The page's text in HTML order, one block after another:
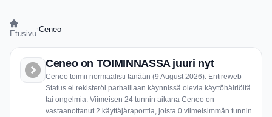
Etusivu Ceneo
Ceneo on TOIMINNASSA juuri nyt
Ceneo toimii normaalisti tänään (9 August 2026). Entireweb
Status ei rekisteröi parhaillaan käynnissä olevia käyttöhäiriöitä
tai ongelmia. Viimeisen 24 tunnin aikana Ceneo on
vastaanottanut 2 käyttäjäraporttia, joista 0 viimeisimmän tunnin